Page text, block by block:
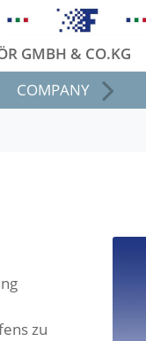
GMBH & CO.KG
COMPANY
zu